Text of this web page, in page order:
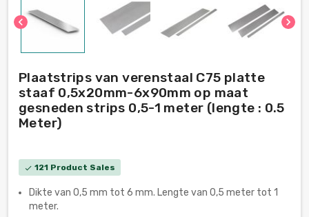
chevron_left chevron_right
Plaatstrips van verenstaal C75 platte
staaf 0,5x20mm-6x90mm op maat
gesneden strips 0,5-1 meter (lengte : 0.5
Meter)
check 121 Product Sales
Dikte van 0,5 mm tot 6 mm. Lengte van 0,5 meter tot 1
meter.